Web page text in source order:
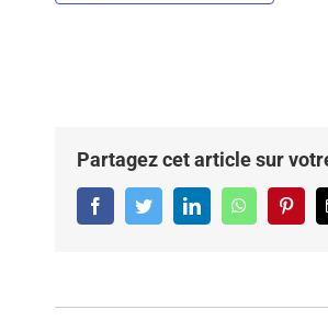
Partagez cet article sur
FacebookTwitterLinkedInWhatsApp